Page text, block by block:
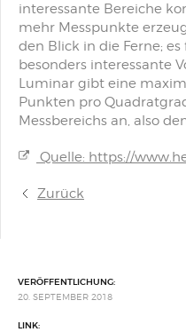
interessante Bereiche
mehr Messpunkte
den Blick in die Ferne;
besonders interessante
Luminar gibt eine
Punkten pro
Messbereichs an, also
Quelle: https://
Zurück
VERÖFFENTLICHUNG:
20. SEPTEMBER 2018
LINK: